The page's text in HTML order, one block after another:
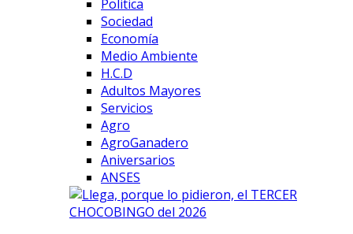
Politica
Sociedad
Economía
Medio Ambiente
H.C.D
Adultos Mayores
Servicios
Agro
AgroGanadero
Aniversarios
ANSES